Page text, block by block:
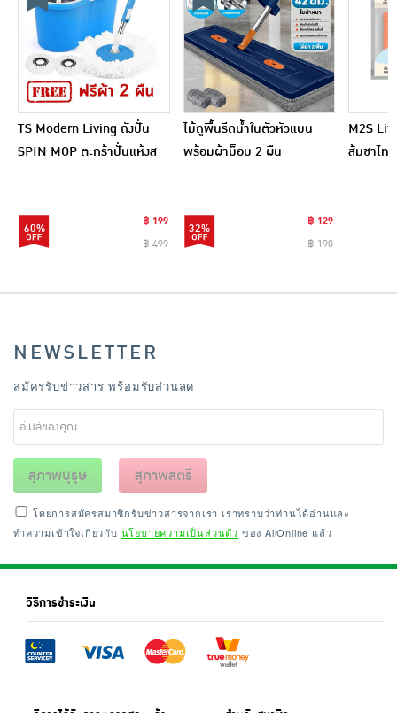
TS Modern Living ถังปั่น
SPIN MOP ตะกร้าปั่นแห้งส
60%
฿ 199
฿ 499
ไม้ถูพื้นรีดน้ำในตัวหัวแบน
พร้อมผ้าม็อบ 2 ผืน
32%
฿ 129
฿ 190
M2S
ส้มชาไท
NEWSLETTER
สมัครรับข่าวสาร พร้อมรับส่วนลด
สุภาพบุรุษ สุภาพสตรี
โดยการสมัครสมาชิกรับข่าวสารจากเรา เราทราบว่าท่านได้อ่านและ
ทำความเข้าใจเกี่ยวกับ นโยบายความเป็นส่วนตัว ของ AllOnline แล้ว
วิธีการชำระเงิน